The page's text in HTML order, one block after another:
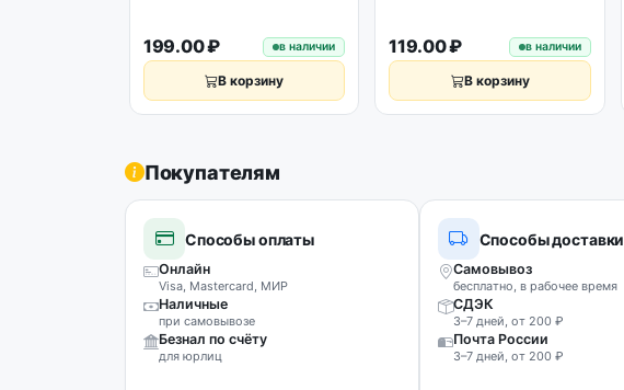
199.00 ₽ в наличии
В корзину
119.00 ₽ в наличии
В корзину
Покупателям
Способы оплаты
Онлайн
Visa, Mastercard, МИР
Наличные
при самовывозе
Безнал по счёту
для юрлиц
Способы доставки
Самовывоз
бесплатно, в рабочее время
СДЭК
3–7 дней, от 200 ₽
Почта России
3–7 дней, от 200 ₽